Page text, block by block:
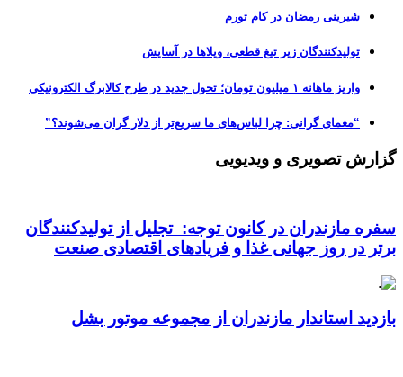
شیرینی رمضان در کام تورم
تولیدکنندگان زیر تیغ قطعی، ویلاها در آسایش
واریز ماهانه ۱ میلیون تومان؛ تحول جدید در طرح کالابرگ الکترونیکی
“معمای گرانی: چرا لباس‌های ما سریع‌تر از دلار گران می‌شوند؟”
گزارش تصویری و ویدیویی
سفره مازندران در کانون توجه: تجلیل از تولیدکنندگان
برتر در روز جهانی غذا و فریادهای اقتصادی صنعت
بازدید استاندار مازندران از مجموعه موتور بشل